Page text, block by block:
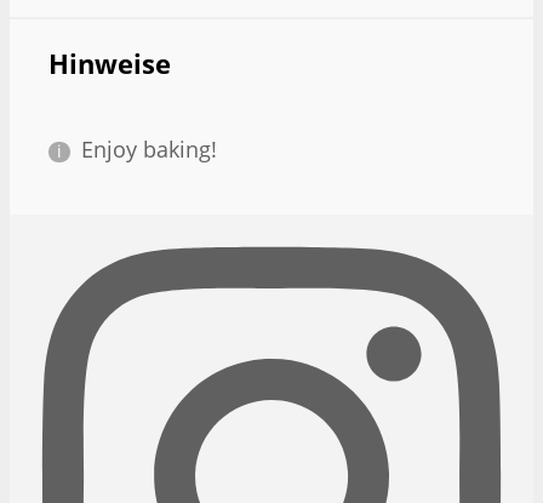
Hinweise
Enjoy baking!